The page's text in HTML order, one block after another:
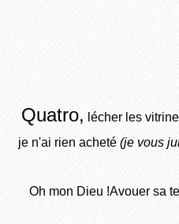
Quatro, lécher les
je n'ai rien acheté (je vous
Oh mon Dieu !Avouer sa